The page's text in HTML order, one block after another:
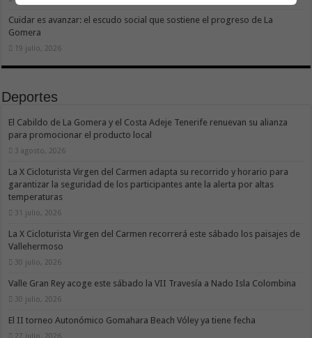
Cuidar es avanzar: el escudo social que sostiene el progreso de La
Gomera
19 julio, 2026
Deportes
El Cabildo de La Gomera y el Costa Adeje Tenerife renuevan su alianza
para promocionar el producto local
3 agosto, 2026
La X Cicloturista Virgen del Carmen adapta su recorrido y horario para
garantizar la seguridad de los participantes ante la alerta por altas
temperaturas
31 julio, 2026
La X Cicloturista Virgen del Carmen recorrerá este sábado los paisajes de
Vallehermoso
30 julio, 2026
Valle Gran Rey acoge este sábado la VII Travesía a Nado Isla Colombina
30 julio, 2026
El II torneo Autonómico Gomahara Beach Vóley ya tiene fecha
27 julio, 2026